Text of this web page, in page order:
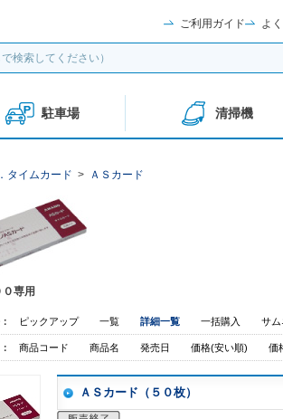
ご利用ガイド よ
駐車場 清掃機
タイムカード > ＡＳカード
専用
ピックアップ 一覧 詳細一覧 一括購入 サム
商品コード 商品名 発売日 価格(安い順) 価
ＡＳカード（５０枚）